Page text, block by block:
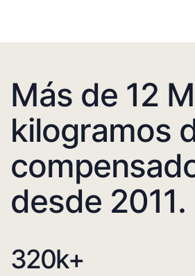
Más de 12
kilogramos
desde 2011.
320k+